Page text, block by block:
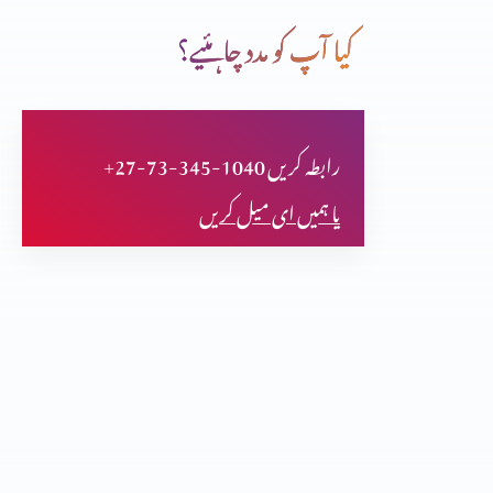
متی کی انجیل کا تنقیدی تجزیہ (پارٹ 35)
متی کی انجیل کا تنقیدی تجزیہ (پارٹ 34)
کیا آپ کو مدد چاہئیے؟
+27-73-345-1040 رابطہ کریں
یا ہمیں ای میل کریں